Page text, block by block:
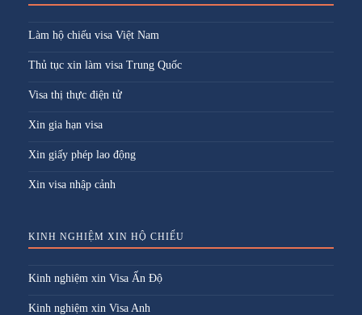
Làm hộ chiếu visa Việt Nam
Thủ tục xin làm visa Trung Quốc
Visa thị thực điện tử
Xin gia hạn visa
Xin giấy phép lao động
Xin visa nhập cảnh
KINH NGHIỆM XIN HỘ CHIẾU
Kinh nghiệm xin Visa Ấn Độ
Kinh nghiệm xin Visa Anh